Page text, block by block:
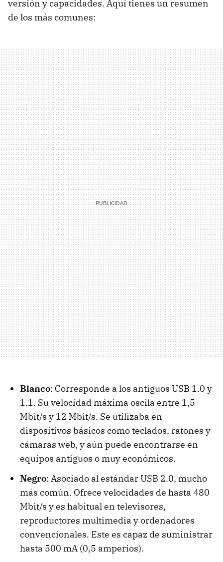
versión y capacidades. Aquí tienes un resumen
de los más comunes:
Blanco: Corresponde a los antiguos USB 1.0 y
1.1. Su velocidad máxima oscila entre 1,5
Mbit/s y 12 Mbit/s. Se utilizaba en
dispositivos básicos como teclados, ratones y
cámaras web, y aún puede encontrarse en
equipos antiguos o muy económicos.
Negro: Asociado al estándar USB 2.0, mucho
más común. Ofrece velocidades de hasta 480
Mbit/s y es habitual en televisores,
reproductores multimedia y ordenadores
convencionales. Este es capaz de suministrar
hasta 500 mA (0,5 amperios).